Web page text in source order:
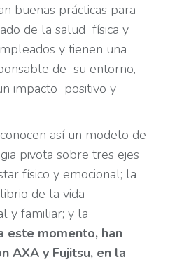
buenas prácticas para
de la salud física y
y tienen una
de su entorno,
impacto positivo y
así un modelo de
pivota sobre tres ejes
físico y emocional; la
de la vida
y familiar; y la
este momento, han
AXA y Fujitsu, en la